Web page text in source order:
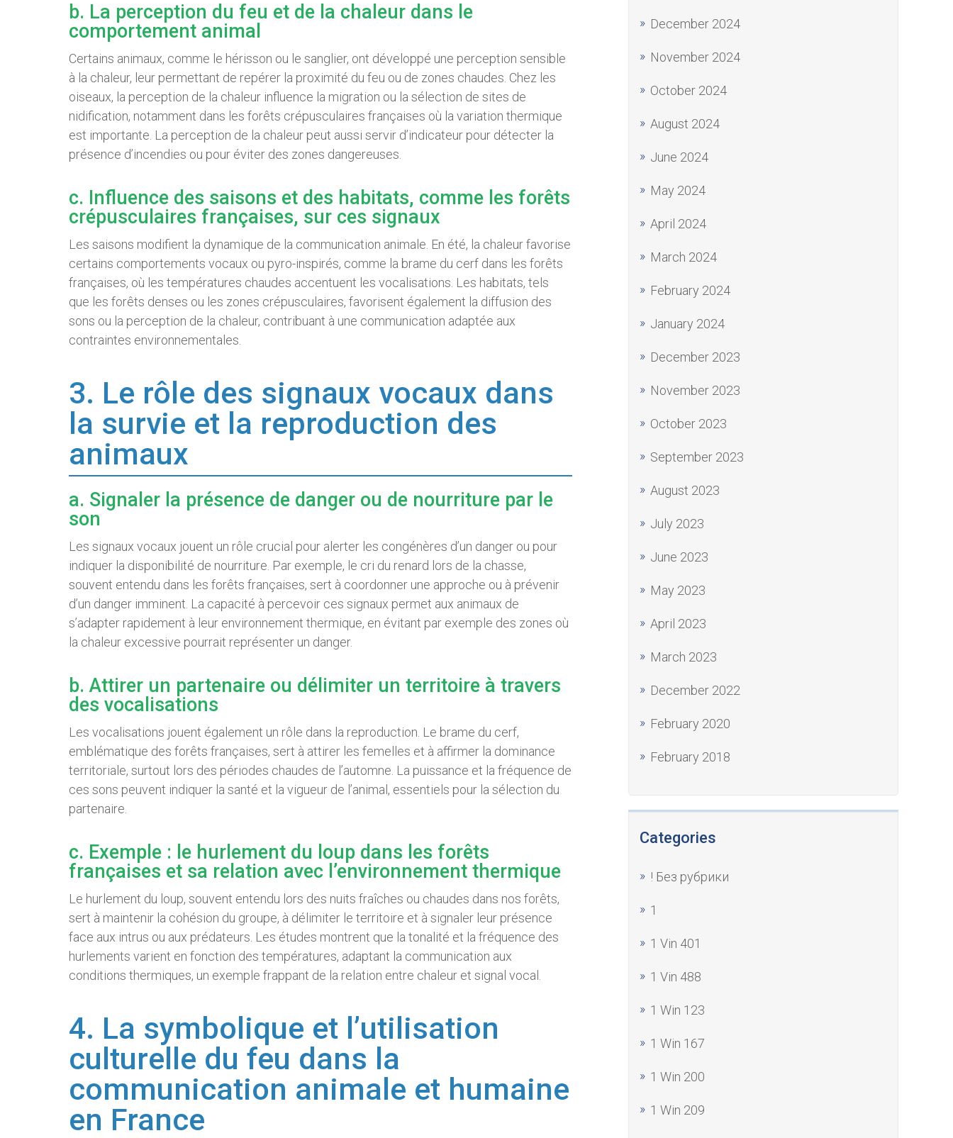
December 2024
November 2024
October 2024
August 2024
June 2024
May 2024
April 2024
March 2024
February 2024
January 2024
December 2023
November 2023
October 2023
September 2023
August 2023
July 2023
June 2023
May 2023
April 2023
March 2023
December 2022
February 2020
February 2018
Categories
! Без рубрики
1
1 Vin 401
1 Vin 488
1 Win 123
1 Win 167
1 Win 200
1 Win 209
b. La perception du feu et de la chaleur dans le
comportement animal
Certains animaux, comme le hérisson ou le sanglier, ont développé une perception sensible
à la chaleur, leur permettant de repérer la proximité du feu ou de zones chaudes. Chez les
oiseaux, la perception de la chaleur influence la migration ou la sélection de sites de
nidification, notamment dans les forêts crépusculaires françaises où la variation thermique
est importante. La perception de la chaleur peut aussi servir d’indicateur pour détecter la
présence d’incendies ou pour éviter des zones dangereuses.
c. Influence des saisons et des habitats, comme les forêts
crépusculaires françaises, sur ces signaux
Les saisons modifient la dynamique de la communication animale. En été, la chaleur favorise
certains comportements vocaux ou pyro-inspirés, comme la brame du cerf dans les forêts
françaises, où les températures chaudes accentuent les vocalisations. Les habitats, tels
que les forêts denses ou les zones crépusculaires, favorisent également la diffusion des
sons ou la perception de la chaleur, contribuant à une communication adaptée aux
contraintes environnementales.
3. Le rôle des signaux vocaux dans
la survie et la reproduction des
animaux
a. Signaler la présence de danger ou de nourriture par le
son
Les signaux vocaux jouent un rôle crucial pour alerter les congénères d’un danger ou pour
indiquer la disponibilité de nourriture. Par exemple, le cri du renard lors de la chasse,
souvent entendu dans les forêts françaises, sert à coordonner une approche ou à prévenir
d’un danger imminent. La capacité à percevoir ces signaux permet aux animaux de
s’adapter rapidement à leur environnement thermique, en évitant par exemple des zones où
la chaleur excessive pourrait représenter un danger.
b. Attirer un partenaire ou délimiter un territoire à travers
des vocalisations
Les vocalisations jouent également un rôle dans la reproduction. Le brame du cerf,
emblématique des forêts françaises, sert à attirer les femelles et à affirmer la dominance
territoriale, surtout lors des périodes chaudes de l’automne. La puissance et la fréquence de
ces sons peuvent indiquer la santé et la vigueur de l’animal, essentiels pour la sélection du
partenaire.
c. Exemple : le hurlement du loup dans les forêts
françaises et sa relation avec l’environnement thermique
Le hurlement du loup, souvent entendu lors des nuits fraîches ou chaudes dans nos forêts,
sert à maintenir la cohésion du groupe, à délimiter le territoire et à signaler leur présence
face aux intrus ou aux prédateurs. Les études montrent que la tonalité et la fréquence des
hurlements varient en fonction des températures, adaptant la communication aux
conditions thermiques, un exemple frappant de la relation entre chaleur et signal vocal.
4. La symbolique et l’utilisation
culturelle du feu dans la
communication animale et humaine
en France